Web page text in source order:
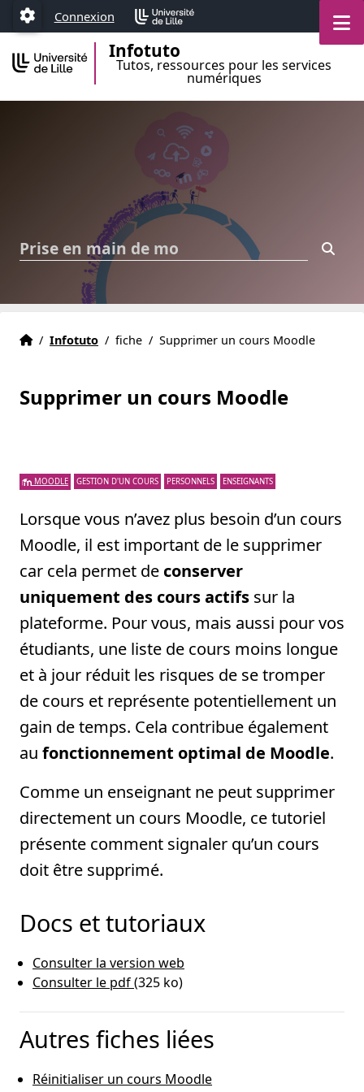
Aller au menu
Aller au contenu
Aller au pied de page
Paramétrage
Connexion
Infotuto
Tutos, ressources pour les services
numériques
Accueil
Accueil
/ Infotuto / fiche / Supprimer un cours Moodle
Supprimer un cours Moodle
MOODLE GESTION D'UN COURS PERSONNELS ENSEIGNANTS
Lorsque vous n’avez plus besoin d’un cours
Moodle, il est important de le supprimer
car cela permet de conserver
uniquement des cours actifs sur la
plateforme. Pour vous, mais aussi pour vos
étudiants, une liste de cours moins longue
et à jour réduit les risques de se tromper
de cours et représente potentiellement un
gain de temps. Cela contribue également
au fonctionnement optimal de Moodle.
Comme un enseignant ne peut supprimer
directement un cours Moodle, ce tutoriel
présente comment signaler qu’un cours
doit être supprimé.
Docs et tutoriaux
Consulter la version web
Consulter le pdf(325 ko)
Autres fiches liées
Réinitialiser un cours Moodle